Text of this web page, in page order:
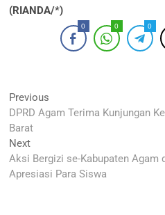
(RIANDA/*)
0 0 0
Navigasi
pos
Previous
post:
DPRD Agam Terima Kunjungan
Barat
NextNext
post:
Aksi Bergizi se-Kabupaten Agam
Apresiasi Para Siswa